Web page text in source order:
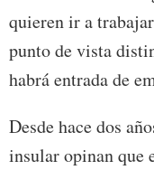
quieren ir a
punto de vista
habrá entrada de
Desde hace dos
insular opinan que